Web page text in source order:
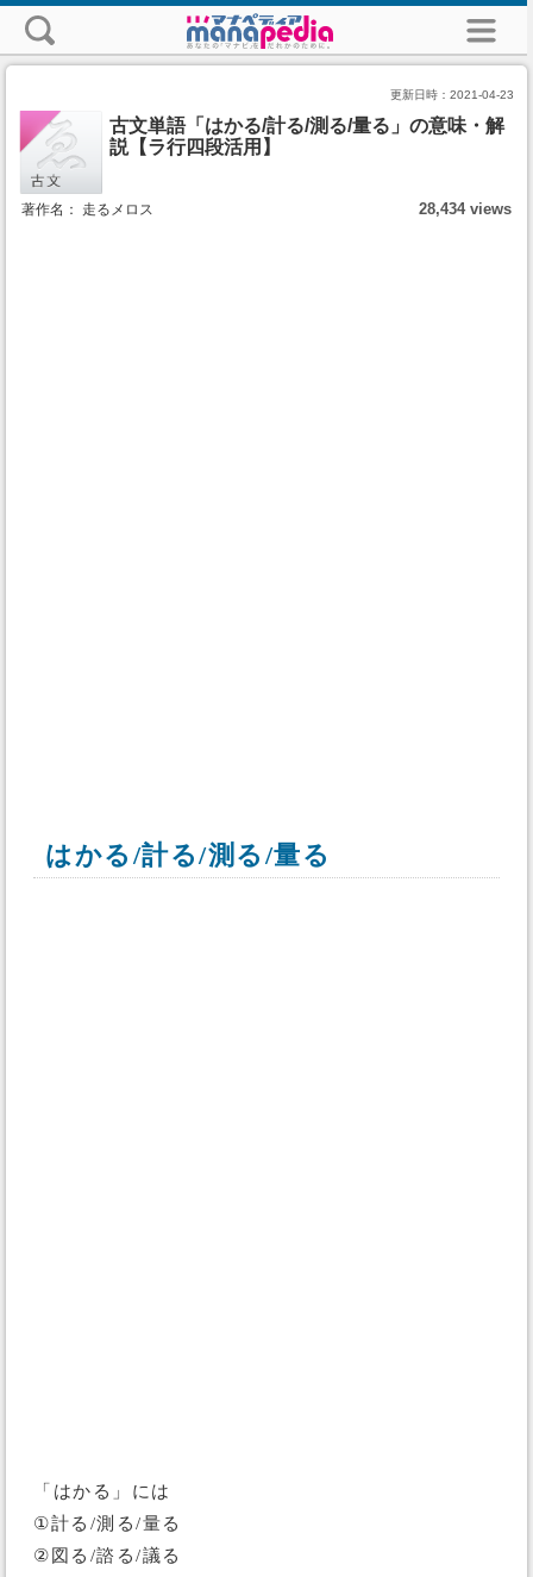
更新日時： 2021-04-23
古文単語「はかる/計る/測る/量る」の意味・解
説【ラ行四段活用】
著作名： 走るメロス 28,434 views
はかる/計る/測る/量る
「はかる」には
①計る/測る/量る
②図る/諮る/議る